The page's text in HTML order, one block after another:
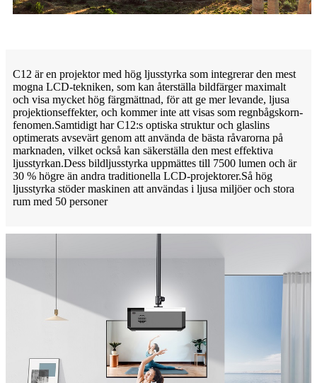
C12 är en projektor med hög ljusstyrka som integrerar den mest
mogna LCD-tekniken, som kan återställa bildfärger maximalt
och visa mycket hög färgmättnad, för att ge mer levande, ljusa
projektionseffekter, och kommer inte att visas som regnbågskorn-
fenomen.Samtidigt har C12:s optiska struktur och glaslins
optimerats avsevärt genom att använda de bästa råvarorna på
marknaden, vilket också kan säkerställa den mest effektiva
ljusstyrkan.Dess bildljusstyrka uppmättes till 7500 lumen och är
30 % högre än andra traditionella LCD-projektorer.Så hög
ljusstyrka stöder maskinen att användas i ljusa miljöer och stora
rum med 50 personer